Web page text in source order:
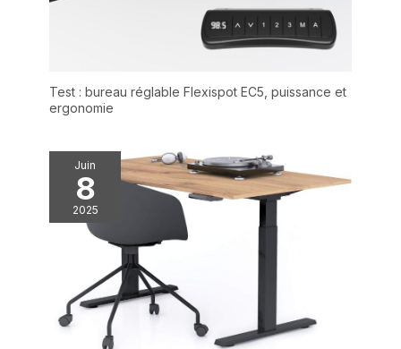
Test : bureau réglable Flexispot EC5, puissance et
ergonomie
Juin
8
2025